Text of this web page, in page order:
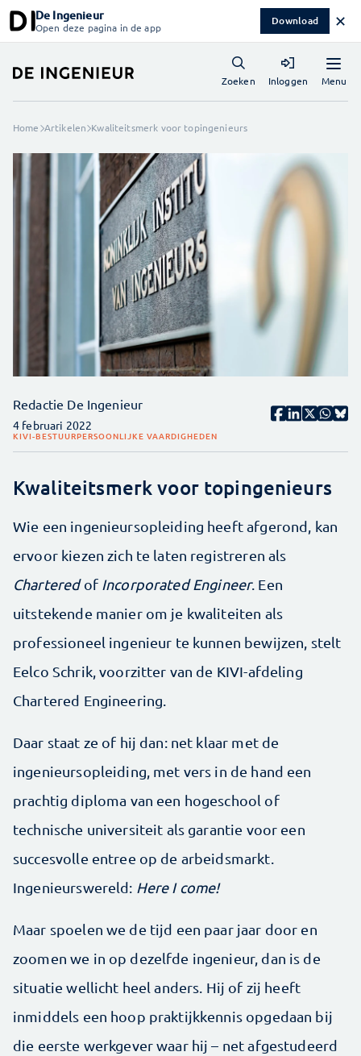
De Ingenieur
Open deze pagina in de app Download ✕
Menu
Zoeken Inloggen
Home Artikelen Kwaliteitsmerk voor topingenieurs
Redactie De Ingenieur
4 februari 2022
KIVI-BESTUURPERSOONLIJKE VAARDIGHEDEN
Kwaliteitsmerk voor topingenieurs
Wie een ingenieursopleiding heeft afgerond, kan
ervoor kiezen zich te laten registreren als
Charteredof Incorporated Engineer. Een
uitstekende manier om je kwaliteiten als
professioneel ingenieur te kunnen bewijzen, stelt
Eelco Schrik, voorzitter van de KIVI-afdeling
Chartered Engineering.
Daar staat ze of hij dan: net klaar met de
ingenieursopleiding, met vers in de hand een
prachtig diploma van een hoge­school of
technische universiteit als garantie voor een
succesvolle entree op de arbeidsmarkt.
Ingenieurswereld: Here I come!
Maar spoelen we de tijd een paar jaar door en
zoomen we in op dezelfde ingenieur, dan is de
situatie wellicht heel anders. Hij of zij heeft
inmiddels een hoop praktijkkennis opgedaan bij
die eerste werk­gever waar hij – net afgestudeerd